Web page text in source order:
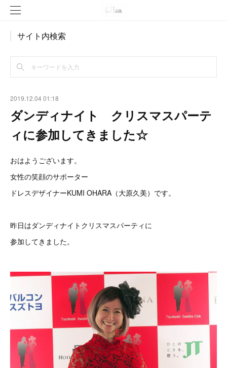
サイト内検索
2019.12.04 01:18
ダンディナイト クリスマスパーテ
ィに参加してきました☆
おはようございます。
女性の笑顔のサポーター
ドレスデザイナーKUMI OHARA（大原久美）です。
昨日はダンディナイトクリスマスパーティに
参加してきました。